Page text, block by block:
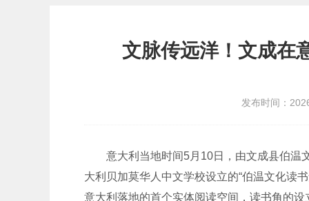
文脉传远洋！文成在
发布时间：
意大利当地时间5月10日，由文成县伯温
大利贝加莫华人中文学校设立的“伯温文化读
意大利落地的首个实体阅读空间，读书角的